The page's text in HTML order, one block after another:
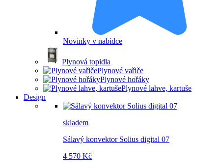
Novinky v nabídce
Plynová topidla
Plynové vařiče
Plynové hořáky
Plynové lahve, kartuše
Design
skladem
Sálavý konvektor Solius digital 07
4 570 Kč